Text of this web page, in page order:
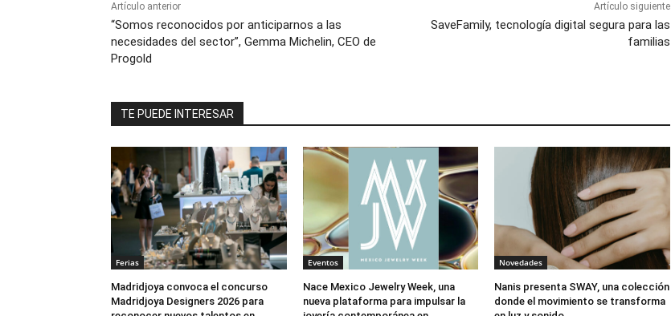
Artículo anterior
“Somos reconocidos por anticiparnos a las
necesidades del sector”, Gemma Michelin, CEO de
Progold
Artículo siguiente
SaveFamily, tecnología digital segura para las
familias
TE PUEDE INTERESAR
Ferias
Madridjoya convoca el concurso
Madridjoya Designers 2026 para
Eventos
Nace Mexico Jewelry Week, una
nueva plataforma para impulsar la
Novedades
Nanis presenta SWAY, una colección
donde el movimiento se transforma